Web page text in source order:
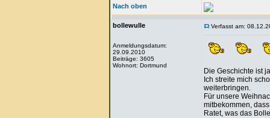
Nach oben
bollewulle
Anmeldungsdatum:
29.09.2010
Beiträge: 3605
Wohnort: Dortmund
Verfasst am:
Die Geschichte ist
Ich streite mich
weiterbringen.
Für unsere
mitbekommen,
Ratet, was das